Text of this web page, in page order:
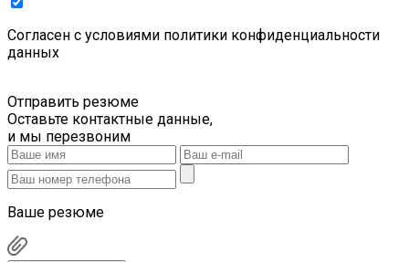
Cогласен с условиями политики конфиденциальности
данных
Отправить резюме
Оставьте контактные данные,
и мы перезвоним
Ваше резюме